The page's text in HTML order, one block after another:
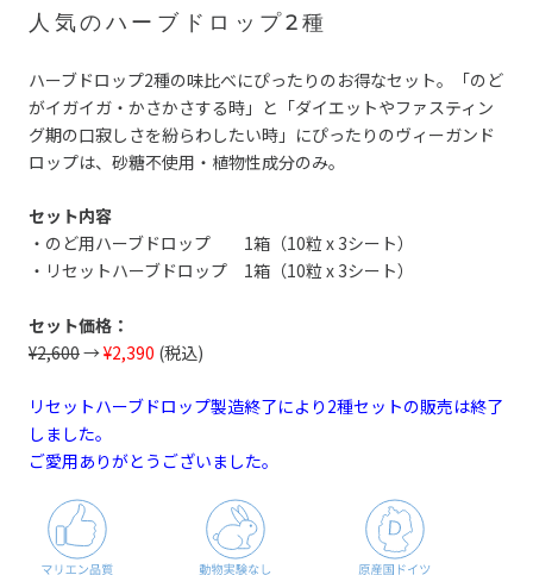
人気のハーブドロップ2種
ハーブドロップ2種の味比べにぴったりのお得なセット。「のど
がイガイガ・かさかさする時」と「ダイエットやファスティン
グ期の口寂しさを紛らわしたい時」にぴったりのヴィーガンド
ロップは、砂糖不使用・植物性成分のみ。
セット内容
・のど用ハーブドロップ 1箱（10粒 x 3シート）
・リセットハーブドロップ 1箱（10粒 x 3シート）
セット価格：
¥2,600→¥2,390 (税込)
リセットハーブドロップ製造終了により2種セットの販売は終了
しました。
ご愛用ありがとうございました。